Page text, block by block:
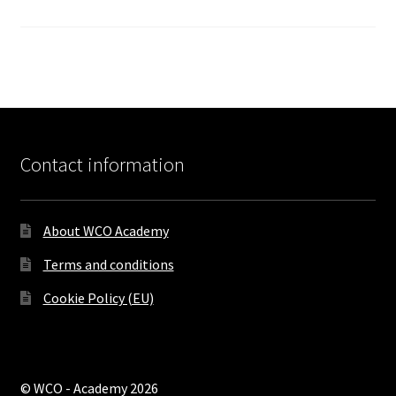
Contact information
About WCO Academy
Terms and conditions
Cookie Policy (EU)
© WCO - Academy 2026